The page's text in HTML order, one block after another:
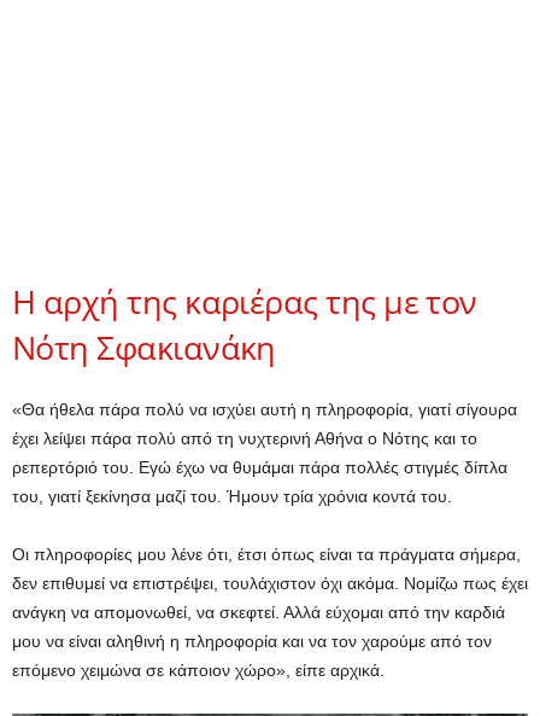
Η αρχή της καριέρας της με τον
Νότη Σφακιανάκη
«Θα ήθελα πάρα πολύ να ισχύει αυτή η πληροφορία, γιατί σίγουρα
έχει λείψει πάρα πολύ από τη νυχτερινή Αθήνα ο Νότης και το
ρεπερτόριό του. Εγώ έχω να θυμάμαι πάρα πολλές στιγμές δίπλα
του, γιατί ξεκίνησα μαζί του. Ήμουν τρία χρόνια κοντά του.
Οι πληροφορίες μου λένε ότι, έτσι όπως είναι τα πράγματα σήμερα,
δεν επιθυμεί να επιστρέψει, τουλάχιστον όχι ακόμα. Νομίζω πως έχει
ανάγκη να απομονωθεί, να σκεφτεί. Αλλά εύχομαι από την καρδιά
μου να είναι αληθινή η πληροφορία και να τον χαρούμε από τον
επόμενο χειμώνα σε κάποιον χώρο», είπε αρχικά.